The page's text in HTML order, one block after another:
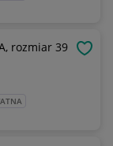
rozmiar 39